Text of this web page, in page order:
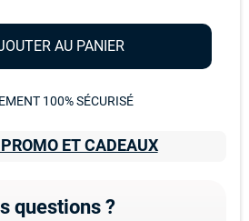
AU PANIER
100% SÉCURISÉ
ET CADEAUX
questions ?